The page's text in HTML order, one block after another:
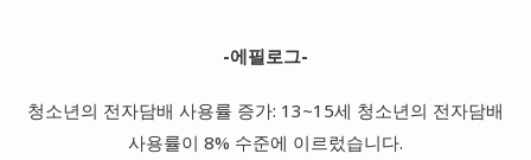
-에필로그-
청소년의 전자담배 사용률 증가: 13~15세 청소년의 전자담배
사용률이 8% 수준에 이르렀습니다.